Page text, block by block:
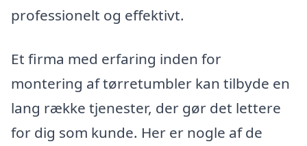
professionelt og effektivt.
Et firma med erfaring inden for
montering af tørretumbler kan tilbyde en
lang række tjenester, der gør det lettere
for dig som kunde. Her er nogle af de